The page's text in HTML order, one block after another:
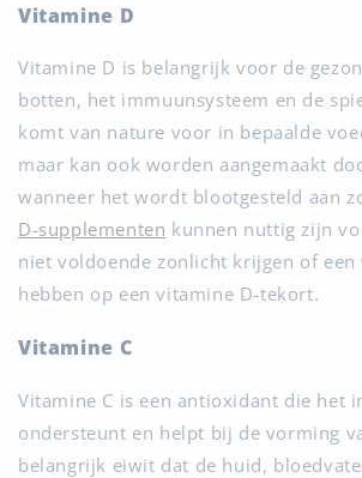
Vitamine D
Vitamine D is belangrijk voor de
botten, het immuunsysteem en de
komt van nature voor in bepaalde
maar kan ook worden aangemaakt
wanneer het wordt blootgesteld aan
D-supplementen kunnen nuttig zijn
niet voldoende zonlicht krijgen of een
hebben op een vitamine D-tekort.
Vitamine C
Vitamine C is een antioxidant die het
ondersteunt en helpt bij de vorming
belangrijk eiwit dat de huid,